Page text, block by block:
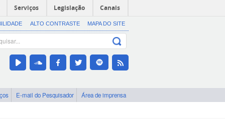
Serviços Legislação Canais
ALTO CONTRASTE MAPA DO SITE
E-mail do Pesquisador Área de imprensa